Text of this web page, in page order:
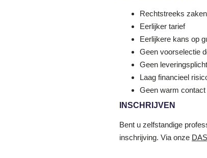
Rechtstreeks
Eerlijker tarief
Eerlijkere kans op
Geen voorselectie
Geen leveringsplicht
Laag financieel
Geen warm
INSCHRIJVEN
Bent u zelfstandige
inschrijving. Via onze